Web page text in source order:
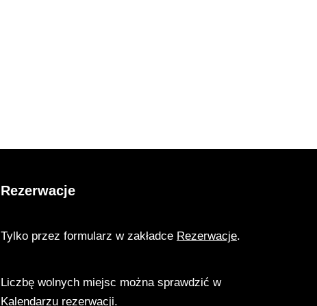
Rezerwacje
Tylko przez formularz w zakładce Rezerwacje.
Liczbę wolnych miejsc można sprawdzić w
Kalendarzu rezerwacji.